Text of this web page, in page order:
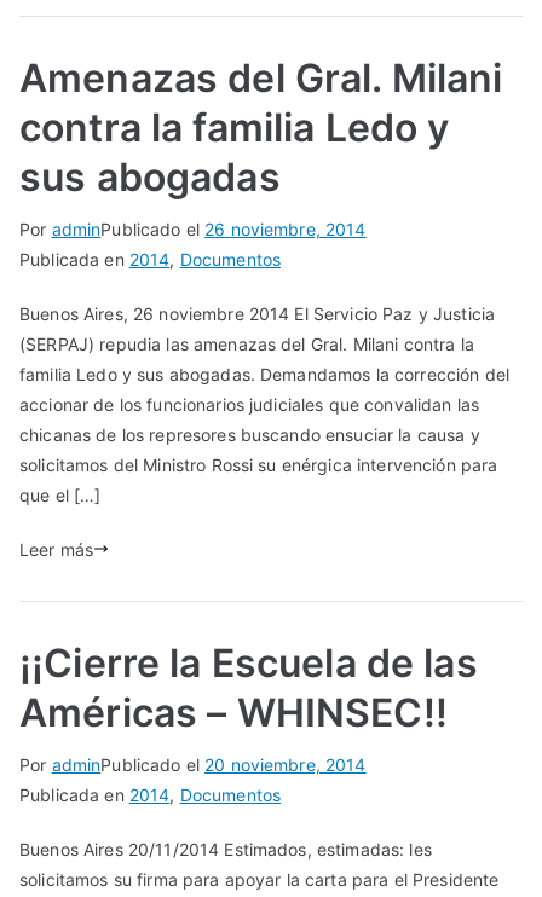
Amenazas del Gral. Milani
contra la familia Ledo y
sus abogadas
Por adminPublicado el 26 noviembre, 2014
Publicada en 2014, Documentos
Buenos Aires, 26 noviembre 2014 El Servicio Paz y Justicia
(SERPAJ) repudia las amenazas del Gral. Milani contra la
familia Ledo y sus abogadas. Demandamos la corrección del
accionar de los funcionarios judiciales que convalidan las
chicanas de los represores buscando ensuciar la causa y
solicitamos del Ministro Rossi su enérgica intervención para
que el […]
Leer más
¡¡Cierre la Escuela de las
Américas – WHINSEC!!
Por adminPublicado el 20 noviembre, 2014
Publicada en 2014, Documentos
Buenos Aires 20/11/2014 Estimados, estimadas: les
solicitamos su firma para apoyar la carta para el Presidente